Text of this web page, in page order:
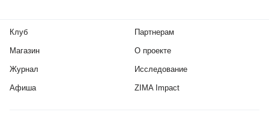
Клуб
Магазин
Журнал
Афиша
Партнерам
О проекте
Исследование
ZIMA Impact